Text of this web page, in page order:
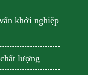
khởi nghiệp
lượng